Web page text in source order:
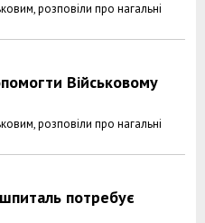
розповіли про нагальні
Військовому
розповіли про нагальні
потребує